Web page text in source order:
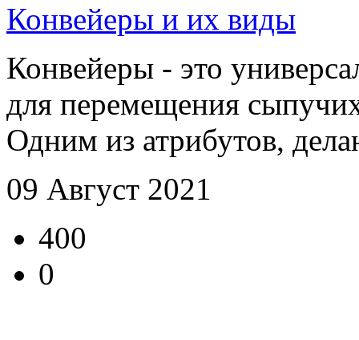
Конвейеры и их виды
Конвейеры - это
для перемещения
Одним из атрибутов,
09 Август 2021
400
0